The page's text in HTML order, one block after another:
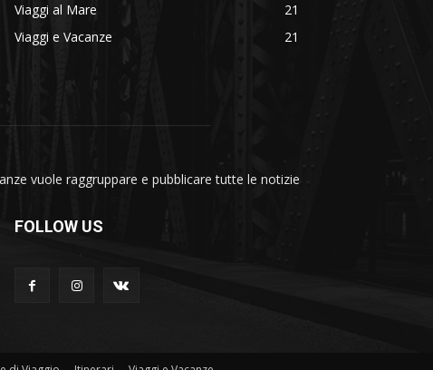
Viaggi al Mare
21
Viaggi e Vacanze
21
vuole raggruppare e pubblicare tutte le notizie
FOLLOW US